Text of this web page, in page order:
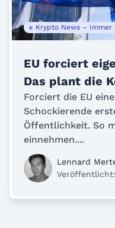
Krypto News –
EU forciert
Das plant die
Forciert die EU
Schockierende
Öffentlichkeit. So
einnehmen....
Lennard